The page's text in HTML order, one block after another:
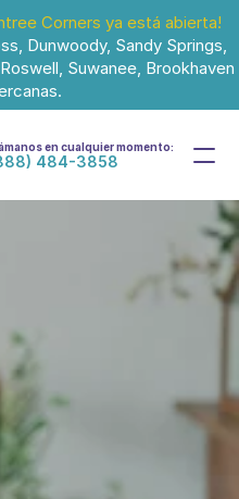
Corners ya está abierta!
Dunwoody, Sandy Springs,
Suwanee, Brookhaven
en cualquier momento:
484-3858